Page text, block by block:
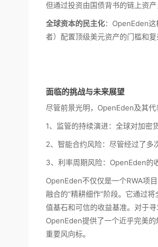
但通过投资由国债背书的链上资
全球资本的民主化：OpenEden
者）配置顶级美元资产的门槛和复
面临的挑战与未来展望
尽管前景光明，OpenEden及其代
1、监管的持续演进：全球对加密
2、智能合约风险：尽管经过了多
3、利率周期风险：OpenEden的
OpenEden不仅仅是一个RWA项
融合的“精耕细作”阶段。它通过
值基石和可信的收益基准。对于
OpenEden提供了一个近乎完美
重要风向标。